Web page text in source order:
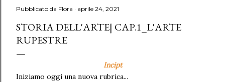
Pubblicato da Flora aprile 24, 2021
STORIA DELL'ARTE| CAP.1_L'ARTE
RUPESTRE
Incipt
Iniziamo oggi una nuova rubrica...